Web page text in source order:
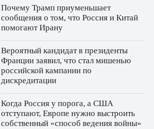
Почему Трамп приуменьшает
сообщения о том, что Россия и Китай
помогают Ирану
Вероятный кандидат в президенты
Франции заявил, что стал мишенью
российской кампании по
дискредитации
Когда Россия у порога, а США
отступают, Европе нужно выстроить
собственный «способ ведения войны»